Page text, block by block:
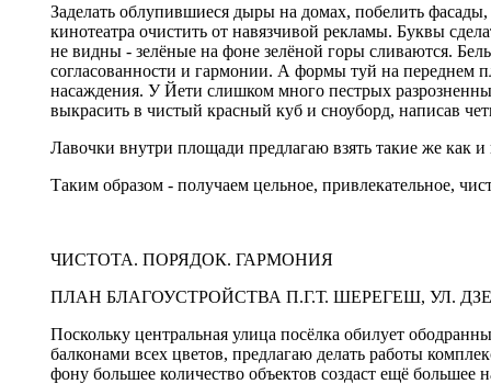
Заделать облупившиеся дыры на домах, побелить
кинотеатра очистить от навязчивой рекламы. Буквы
не видны - зелёные на фоне зелёной горы сливаются.
согласованности и гармонии. А формы туй на переднем
насаждения. У Йети слишком много пестрых
выкрасить в чистый красный куб и сноуборд, написав
Лавочки внутри площади предлагаю взять такие же
Таким образом - получаем цельное, привлекательное,
ЧИСТОТА. ПОРЯДОК. ГАРМОНИЯ
ПЛАН БЛАГОУСТРОЙСТВА П.Г.Т. ШЕРЕГЕШ, УЛ.
Поскольку центральная улица посёлка обилует
балконами всех цветов, предлагаю делать работы
фону большее количество объектов создаст ещё